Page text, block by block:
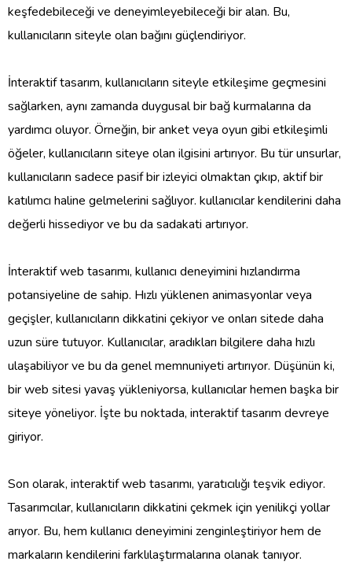
keşfedebileceği ve deneyimleyebileceği bir alan. Bu,
kullanıcıların siteyle olan bağını güçlendiriyor.
İnteraktif tasarım, kullanıcıların siteyle etkileşime geçmesini
sağlarken, aynı zamanda duygusal bir bağ kurmalarına da
yardımcı oluyor. Örneğin, bir anket veya oyun gibi etkileşimli
öğeler, kullanıcıların siteye olan ilgisini artırıyor. Bu tür unsurlar,
kullanıcıların sadece pasif bir izleyici olmaktan çıkıp, aktif bir
katılımcı haline gelmelerini sağlıyor. kullanıcılar kendilerini daha
değerli hissediyor ve bu da sadakati artırıyor.
İnteraktif web tasarımı, kullanıcı deneyimini hızlandırma
potansiyeline de sahip. Hızlı yüklenen animasyonlar veya
geçişler, kullanıcıların dikkatini çekiyor ve onları sitede daha
uzun süre tutuyor. Kullanıcılar, aradıkları bilgilere daha hızlı
ulaşabiliyor ve bu da genel memnuniyeti artırıyor. Düşünün ki,
bir web sitesi yavaş yükleniyorsa, kullanıcılar hemen başka bir
siteye yöneliyor. İşte bu noktada, interaktif tasarım devreye
giriyor.
Son olarak, interaktif web tasarımı, yaratıcılığı teşvik ediyor.
Tasarımcılar, kullanıcıların dikkatini çekmek için yenilikçi yollar
arıyor. Bu, hem kullanıcı deneyimini zenginleştiriyor hem de
markaların kendilerini farklılaştırmalarına olanak tanıyor.